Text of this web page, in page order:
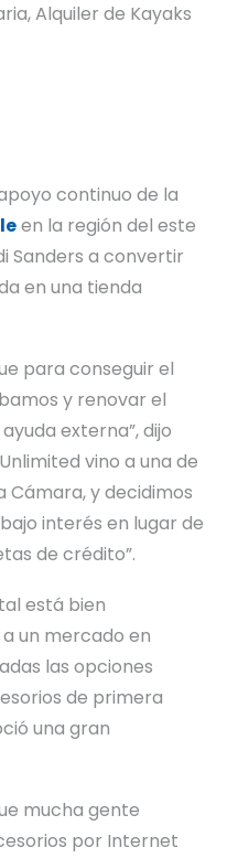
Alquiler de Kayaks
continuo de la
en la región del este
Sanders a convertir
en una tienda
para conseguir el
y renovar el
externa”, dijo
vino a una de
Cámara, y decidimos
interés en lugar de
de crédito”.
está bien
un mercado en
las opciones
de primera
una gran
mucha gente
por Internet